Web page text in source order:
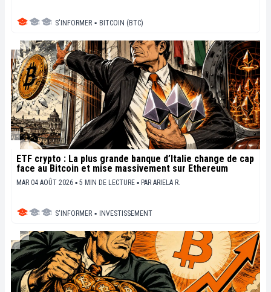
S'INFORMER ▪ BITCOIN (BTC)
ETF crypto : La plus grande banque d’Italie change de cap
face au Bitcoin et mise massivement sur Ethereum
MAR 04 AOÛT 2026 ▪ 5 MIN DE LECTURE ▪ PAR ARIELA R.
S'INFORMER ▪ INVESTISSEMENT